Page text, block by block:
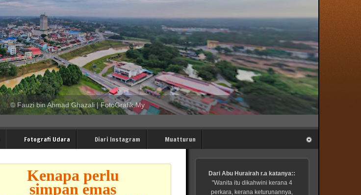
© Fauzi bin Ahmad Ghazali | FotoGrafik.My
Fotografi Udara Diari Instagram Muatturun
Kenapa perlu
simpan emas
Dari Abu Hurairah r.a katanya::
"Wanita itu dikahwini kerana 4
perkara, kerana keturunannya,